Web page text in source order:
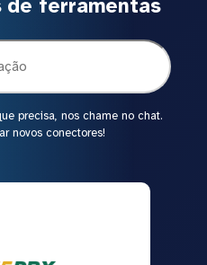
de ferramentas
precisa, nos chame no chat.
novos conectores!